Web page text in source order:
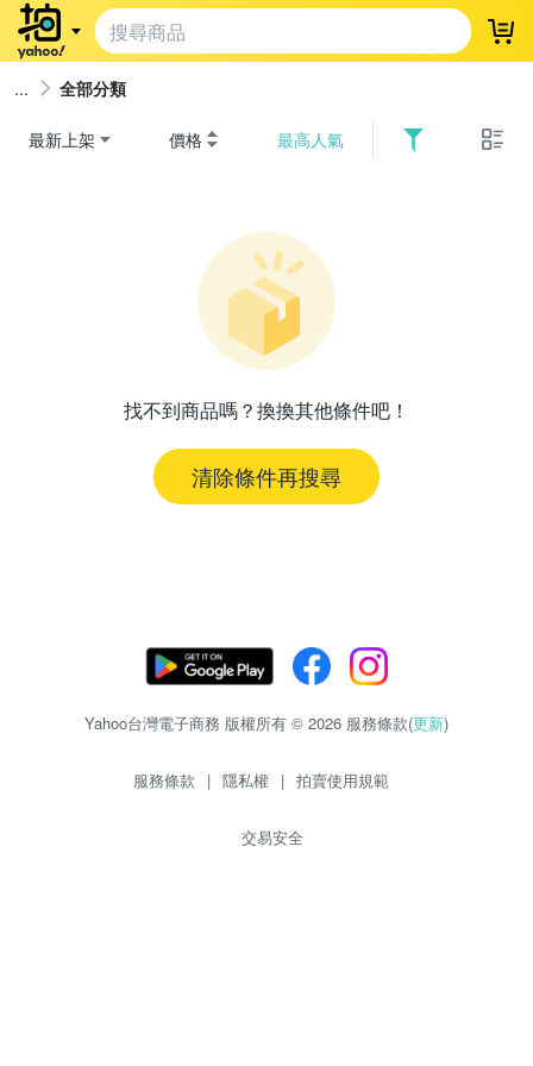
登
全部分類
最新上架 價格 最高人氣
找不到商品嗎？換換其他條件吧！
清除條件再搜尋
Yahoo台灣電子商務 版權所有 © 2026 服務條款(更新)
服務條款 | 隱私權 | 拍賣使用規範
交易安全